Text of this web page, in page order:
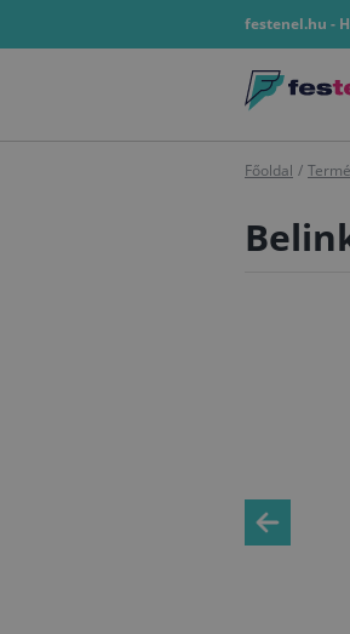
festenel.hu -
Főoldal /